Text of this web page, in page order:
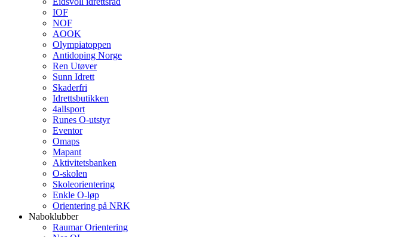
IOF
NOF
AOOK
Olympiatoppen
Antidoping Norge
Ren Utøver
Sunn Idrett
Skaderfri
Idrettsbutikken
4allsport
Runes O-utstyr
Eventor
Omaps
Mapant
Aktivitetsbanken
O-skolen
Skoleorientering
Enkle O-løp
Orientering på NRK
Naboklubber
Raumar Orientering